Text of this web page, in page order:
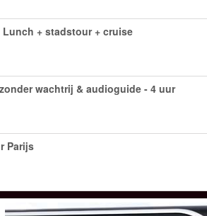
+ stadstour + cruise
wachtrij & audioguide - 4 uur
Parijs